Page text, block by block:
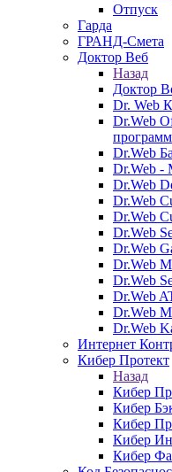
Отпуск
Гарда
ГРАНД-Смета
Доктор Веб
Назад
Доктор
Dr. Web
Dr.Web
Dr.Web
Dr.Web -
Dr.Web
Dr.Web
Dr.Web
Dr.Web
Dr.Web
Dr.Web
Dr.Web
Dr.Web
Dr.Web
Dr.Web
Интернет
Кибер Протект
Назад
Кибер
Кибер
Кибер
Кибер
Кибер